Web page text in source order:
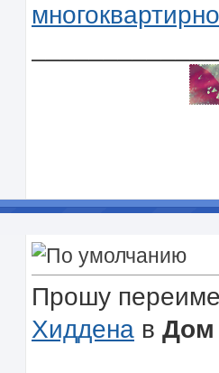
Прошу
Хиддена в Дом